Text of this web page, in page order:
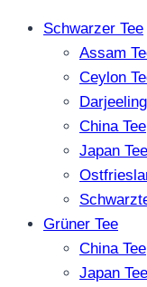
Schwarzer Tee
Assam
Ceylon
China Tee
Japan
Grüner Tee
China Tee
Japan Tee